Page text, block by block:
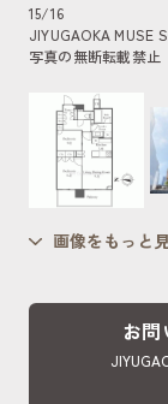
15/16
JIYUGAOKA MUSE
写真の無断転載禁止
画像をもっと
お問